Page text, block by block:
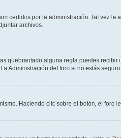
cedidos por la administración. Tal vez
archivos.
quebrantado alguna regla puedes
Administración del foro si no estás
Haciendo clic sobre el botón, el foro